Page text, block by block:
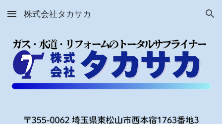
Skip to main content Skip to navigation
株式会社タカサカ